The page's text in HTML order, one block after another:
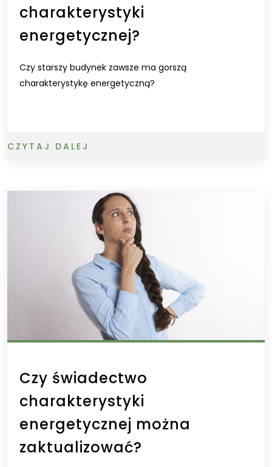
charakterystyki
energetycznej?
Czy starszy budynek zawsze ma gorszą
charakterystykę energetyczną?
CZYTAJ DALEJ
Czy świadectwo
charakterystyki
energetycznej można
zaktualizować?